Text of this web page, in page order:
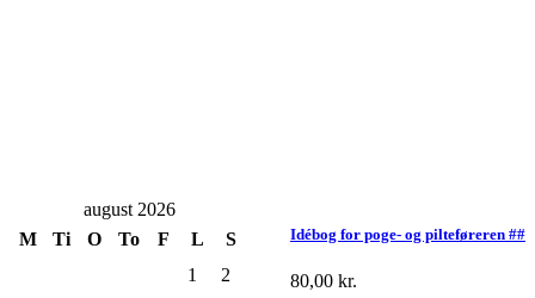
Idébog for poge- og pilteføreren ##
80,00 kr.
august 2026
M
Ti O To F L
S
1
2